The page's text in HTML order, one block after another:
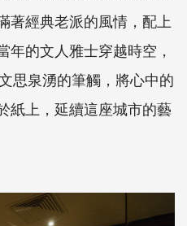
著經典老派的風情，配上
的文人雅士穿越時空，
思泉湧的筆觸，將心中的
紙上，延續這座城市的藝